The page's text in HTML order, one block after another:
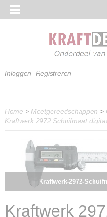
Inloggen Registreren
Home > Meetgereedschappen >
Kraftwerk 2972 Schuifmaat
Kraftwerk-2972-
Kraftwerk